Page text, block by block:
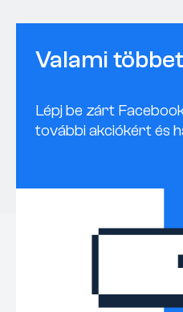
Valami
Lépj be zárt
további akciókért és